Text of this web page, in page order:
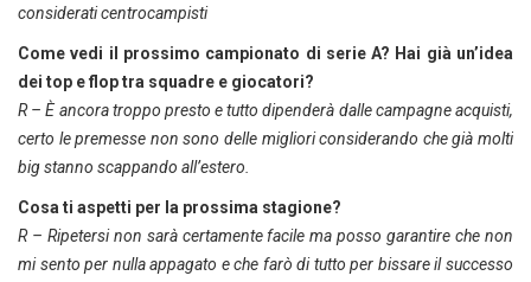
considerati centrocampisti
Come vedi il prossimo campionato di serie A? Hai già un’idea
dei top e flop tra squadre e giocatori?
R – È ancora troppo presto e tutto dipenderà dalle campagne acquisti,
certo le premesse non sono delle migliori considerando che già molti
big stanno scappando all’estero.
Cosa ti aspetti per la prossima stagione?
R – Ripetersi non sarà certamente facile ma posso garantire che non
mi sento per nulla appagato e che farò di tutto per bissare il successo